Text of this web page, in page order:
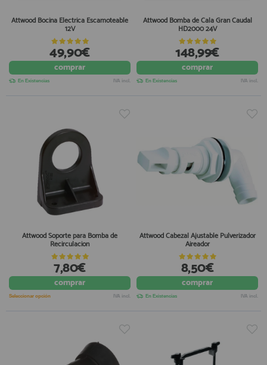
Attwood Bocina Electrica Escamoteable
12V
49,90€
comprar
En Existencias IVA incl.
Attwood Bomba de Cala Gran Caudal
HD2000 24V
148,99€
comprar
En Existencias IVA incl.
Attwood Soporte para Bomba de
Recirculacion
7,80€
comprar
Seleccionar opción IVA incl.
Attwood Cabezal Ajustable Pulverizador
Aireador
8,50€
comprar
En Existencias IVA incl.